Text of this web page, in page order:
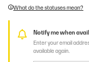
What do the statuses mean?
Notify me when
Enter your email
available again.